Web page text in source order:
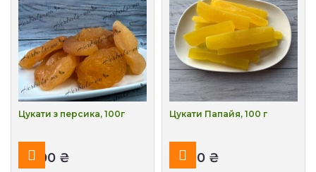
Цукати з персика, 100г
₴
Цукати Папайя, 100 г
₴